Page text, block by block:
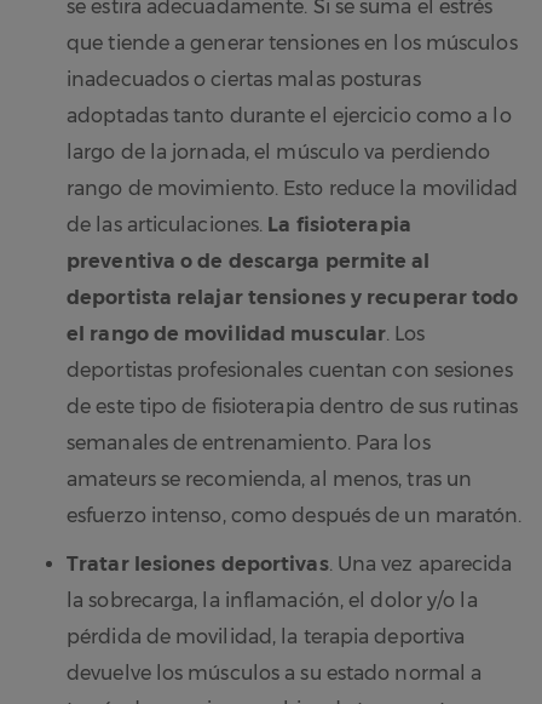
se estira adecuadamente. Si se suma el estrés
que tiende a generar tensiones en los músculos
inadecuados o ciertas malas posturas
adoptadas tanto durante el ejercicio como a lo
largo de la jornada, el músculo va perdiendo
rango de movimiento. Esto reduce la movilidad
de las articulaciones. La fisioterapia
preventiva o de descarga permite al
deportista relajar tensiones y recuperar todo
el rango de movilidad muscular. Los
deportistas profesionales cuentan con sesiones
de este tipo de fisioterapia dentro de sus rutinas
semanales de entrenamiento. Para los
amateurs se recomienda, al menos, tras un
esfuerzo intenso, como después de un maratón.
Tratar lesiones deportivas. Una vez aparecida
la sobrecarga, la inflamación, el dolor y/o la
pérdida de movilidad, la terapia deportiva
devuelve los músculos a su estado normal a